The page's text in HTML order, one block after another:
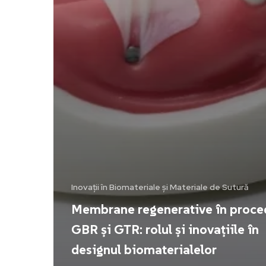
Inovații în Biomateriale și Materiale de Sutură
Membrane regenerative în
GBR și GTR: rolul și inovațiile în
designul biomaterialelor